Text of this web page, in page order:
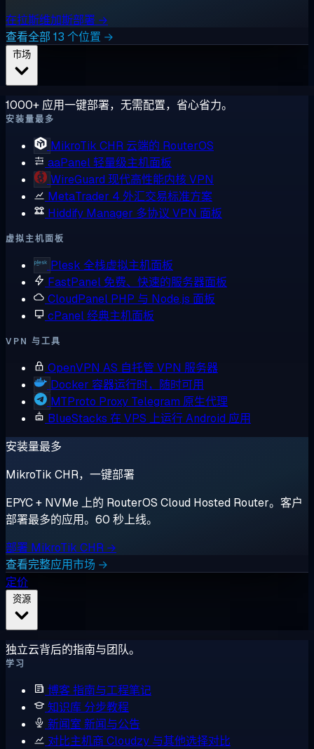
在拉斯维加斯部署 →
查看全部 13 个位置 →
1000+ 应用一键部署，无需配置，省心省力。
安装量最多
MikroTik CHR 云端的 RouterOS
aaPanel轻量级主机面板
WireGuard 现代高性能内核 VPN
MetaTrader 4 外汇交易标准方案
Hiddify Manager 多协议 VPN 面板
虚拟主机面板
Plesk 全栈虚拟主机面板
FastPanel 免费、快速的服务器面板
CloudPanel PHP 与 Node.js 面板
cPanel经典主机面板
VPN 与工具
OpenVPN AS 自托管 VPN 服务器
Docker 容器运行时，随时可用
MTProto Proxy Telegram 原生代理
BlueStacks 在 VPS 上运行 Android 应用
安装量最多
MikroTik CHR，一键部署
EPYC + NVMe 上的 RouterOS Cloud Hosted Router。客户
部署最多的应用。60 秒上线。
部署 MikroTik CHR →
查看完整应用市场 →
定价
独立云背后的指南与团队。
学习
博客指南与工程笔记
知识库 分步教程
新闻室 新闻与公告
对比主机商 Cloudzy 与其他选择对比